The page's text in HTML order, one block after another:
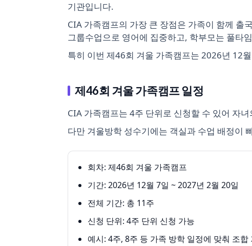
기관입니다.
CIA 가족캠프의 가장 큰 장점은 가족이 함께 출
그룹수업으로 영어에 집중하고, 학부모는 풀타
특히 이번 제46회 겨울 가족캠프는 2026년 12
제46회 겨울 가족캠프 일정
CIA 가족캠프는 4주 단위로 신청할 수 있어 자
다만 겨울방학 성수기에는 객실과 수업 배정이
회차: 제46회 겨울 가족캠프
기간: 2026년 12월 7일 ~ 2027년 2월 20일
전체 기간: 총 11주
신청 단위: 4주 단위 신청 가능
예시: 4주, 8주 등 가족 방학 일정에 맞춰 조합